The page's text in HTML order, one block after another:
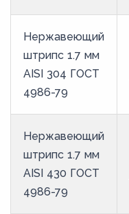
Нержавеющий
штрипс 1.7 мм
AISI 304 ГОСТ
4986-79
Нержавеющий
штрипс 1.7 мм
AISI 430 ГОСТ
4986-79